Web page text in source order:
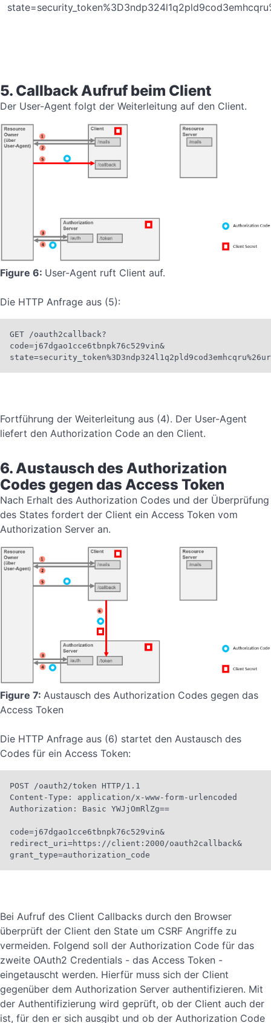
5. Callback Aufruf beim Client
Der User-Agent folgt der Weiterleitung auf den Client.
Figure 6: User-Agent ruft Client auf.
Die HTTP Anfrage aus (5):
GET /oauth2callback?
code=j67dgao1cce6tbnpk76c529vin&
Fortführung der Weiterleitung aus (4). Der User-Agent
liefert den Authorization Code an den Client.
6. Austausch des Authorization
Codes gegen das Access Token
Nach Erhalt des Authorization Codes und der Überprüfung
des States fordert der Client ein Access Token vom
Authorization Server an.
Figure 7: Austausch des Authorization Codes gegen das
Access Token
Die HTTP Anfrage aus (6) startet den Austausch des
Codes für ein Access Token:
POST /oauth2/token HTTP/1.1
Content-Type: application/x-www-form-urlencoded
Authorization: Basic YWJjOmRlZg==
code=j67dgao1cce6tbnpk76c529vin&
redirect_uri=https://client:2000/oauth2callback&
grant_type=authorization_code
Bei Aufruf des Client Callbacks durch den Browser
überprüft der Client den State um CSRF Angriffe zu
vermeiden. Folgend soll der Authorization Code für das
zweite OAuth2 Credentials - das Access Token -
eingetauscht werden. Hierfür muss sich der Client
gegenüber dem Authorization Server authentifizieren. Mit
der Authentifizierung wird geprüft, ob der Client auch der
ist, für den er sich ausgibt und ob der Authorization Code